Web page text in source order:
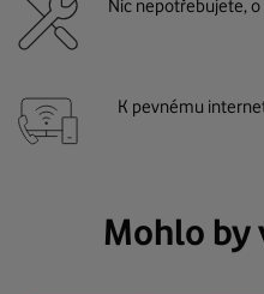
Nic nepotřebujete, o
K pevnému
Mohlo by